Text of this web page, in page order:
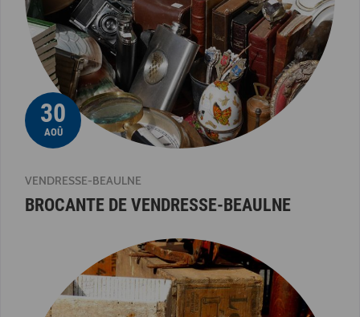
30
AOÛ
VENDRESSE-BEAULNE
BROCANTE DE VENDRESSE-BEAULNE